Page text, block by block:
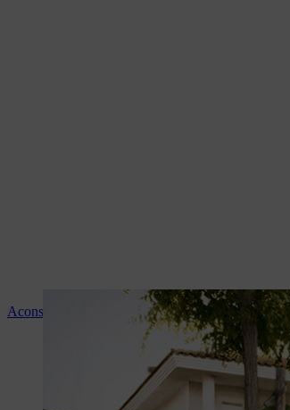
Aconselhamento e instruções sobre os produtos